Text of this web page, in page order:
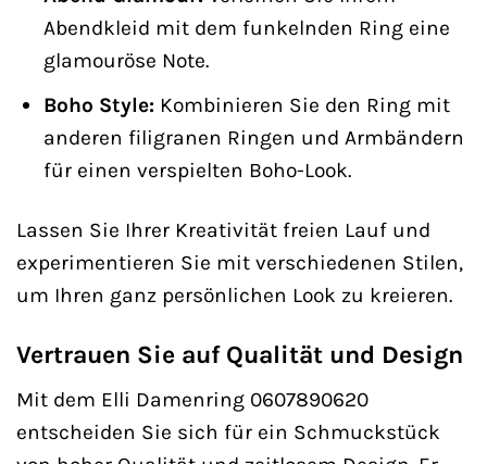
Abendkleid mit dem funkelnden Ring eine
glamouröse Note.
Boho Style:Kombinieren Sie den Ring mit
anderen filigranen Ringen und Armbändern
für einen verspielten Boho-Look.
Lassen Sie Ihrer Kreativität freien Lauf und
experimentieren Sie mit verschiedenen Stilen,
um Ihren ganz persönlichen Look zu kreieren.
Vertrauen Sie auf Qualität und Design
Mit dem Elli Damenring 0607890620
entscheiden Sie sich für ein Schmuckstück